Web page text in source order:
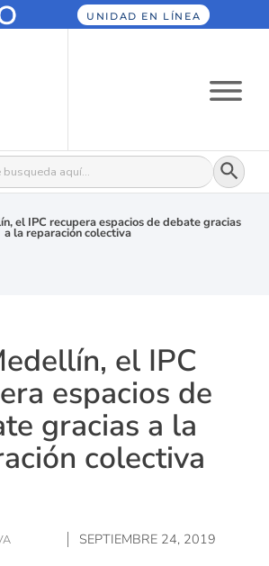
UNIDAD EN LÍNEA
Botón
el IPC recupera espacios de debate gracias
a la reparación colectiva
el IPC
espacios de
gracias a la
colectiva
SEPTIEMBRE 24, 2019